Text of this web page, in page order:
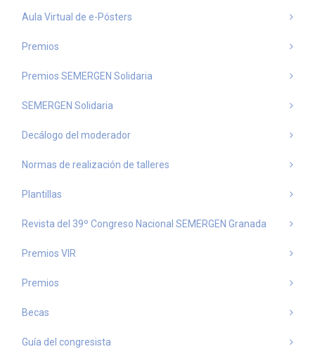
Aula Virtual de e-Pósters
Premios
Premios SEMERGEN Solidaria
SEMERGEN Solidaria
Decálogo del moderador
Normas de realización de talleres
Plantillas
Revista del 39º Congreso Nacional SEMERGEN Granada
Premios VIR
Premios
Becas
Guía del congresista